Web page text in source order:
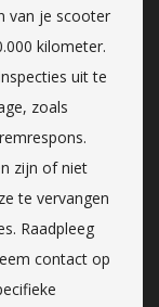
van je scooter
kilometer.
uit te
zoals
zijn of niet
te vervangen
Raadpleeg
contact op